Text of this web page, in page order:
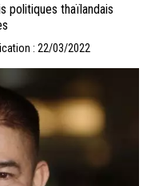
politiques thaïlandais
: 22/03/2022